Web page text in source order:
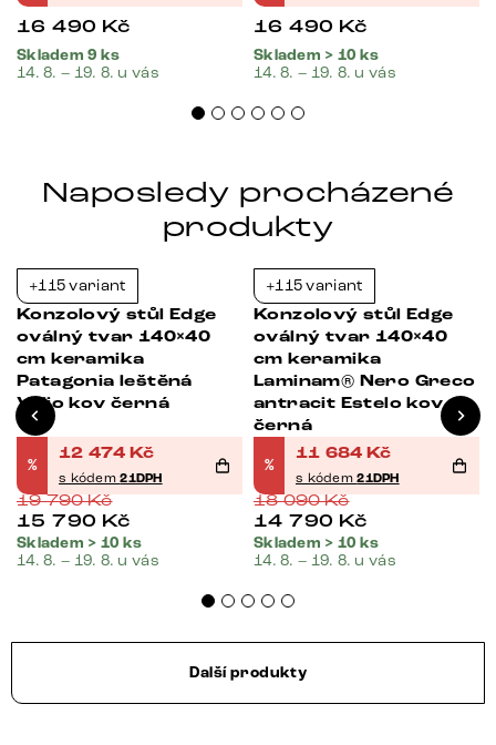
16 490 Kč
Skladem 9 ks
14. 8. – 19. 8. u vás
16 490 Kč
Skladem > 10 ks
14. 8. – 19. 8. u vás
Naposledy procházené
produkty
+115 variant
Konzolový stůl Edge
oválný tvar 140×40
cm keramika
Patagonia leštěná
Velio kov černá
%
12 474 Kč
s kódem21DPH
19 790Kč
15 790 Kč
Skladem > 10 ks
14. 8. – 19. 8. u vás
+115 variant
Konzolový stůl Edge
oválný tvar 140×40
cm keramika
Laminam® Nero Greco
antracit Estelo kov
černá
%
11 684 Kč
s kódem21DPH
18 090Kč
14 790 Kč
Skladem > 10 ks
14. 8. – 19. 8. u vás
Další produkty